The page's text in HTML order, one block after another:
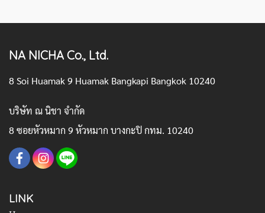
NA NICHA Co., Ltd.
8 Soi Huamak 9 Huamak Bangkapi Bangkok 10240
บริษัท ณ นิชา จำกัด
8 ซอยหัวหมาก 9 หัวหมาก บางกะปิ กทม. 10240
LINK